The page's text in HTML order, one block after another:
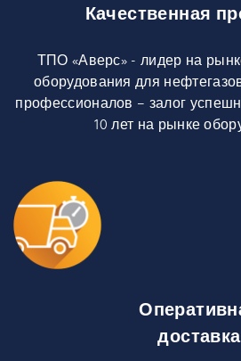
Качественная
ТПО «Аверс» - лидер на
оборудования для
профессионалов – залог
10 лет на рынке
доставка